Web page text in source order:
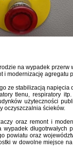
na wypadek
modernizację agregatu
ze stabilizacją napięcia
tlenu, respiratory
użyteczności
oczyszczalnia ścieków.
oraz remont i
długotrwałych
powiatu oraz
w dowolne miejsce